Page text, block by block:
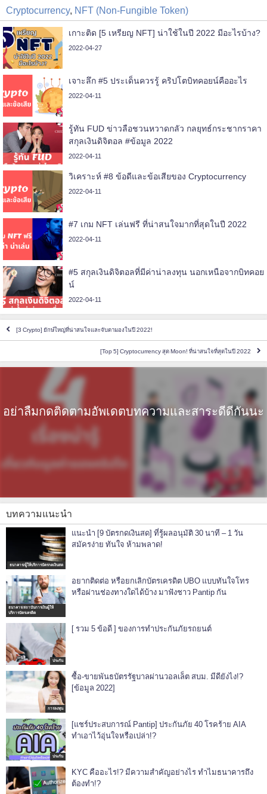
Cryptocurrency, NFT (Non-Fungible Token)
เกาะติด [5 เหรียญ NFT] น่าใช้ในปี 2022 มีอะไรบ้าง?
2022-04-27
เจาะลึก #5 ประเด็นควรรู้ คริปโตบิทคอยน์คืออะไร
2022-04-11
รู้ทัน FUD ข่าวลือชวนหวาดกลัว กลยุทธ์กระชากราคา
สกุลเงินดิจิตอล #ข้อมูล 2022
2022-04-11
วิเคราะห์ #8 ข้อดีและข้อเสียของ Cryptocurrency
2022-04-11
#7 เกม NFT เล่นฟรี ที่น่าสนใจมากที่สุดในปี 2022
2022-04-11
#5 สกุลเงินดิจิตอลที่มีค่าน่าลงทุน นอกเหนือจากบิทคอย
น์
2022-04-11
[3 Crypto] ยักษ์ใหญ่ที่น่าสนใจและจับตามองในปี 2022!
[Top 5] Cryptocurrency สุด Moon! ที่น่าสนใจที่สุดในปี 2022
อย่าลืมกดติดตามอัพเดตบทความและสาระดีดีกันนะ
บทความแนะนำ
ธนาคาร/ผู้ให้บริการบัตรกดเงินสด
แนะนำ [9 บัตรกดเงินสด] ที่รู้ผลอนุมัติ 30 นาที – 1 วัน
สมัครง่าย ทันใจ ห้ามพลาด!
ธนาคาร/สถาบันการเงินผู้ให้
บริการบัตรเครดิต
อยากติดต่อ หรือยกเลิกบัตรเครดิต UBO แบบทันใจโทร
หรือผ่านช่องทางใดได้บ้าง มาฟังชาว Pantip กัน
ประกัน
[ รวม 5 ข้อดี ] ของการทำประกันภัยรถยนต์
การลงทุน
ซื้อ-ขายพันธบัตรรัฐบาลผ่านวอลเล็ต สบม. มีดียังไง!?
[ข้อมูล 2022]
ประกัน
[แชร์ประสบการณ์ Pantip] ประกันภัย 40 โรคร้าย AIA
ทำเอาไว้อุ่นใจหรือเปล่า!?
KYC คืออะไร!? มีความสำคัญอย่างไร ทำไมธนาคารถึง
ต้องทำ!?